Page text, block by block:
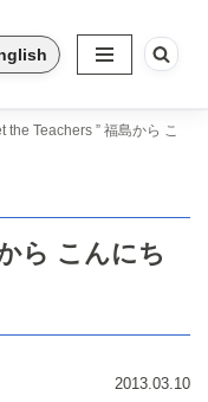
the Teachers ” 福島から こ
ら こんにち
2013.03.10